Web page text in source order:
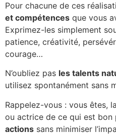
Pour chacune de ces
et compétences que vous
Exprimez-les simplement
patience, créativité,
courage…
N’oubliez pas les talents
utilisez spontanément sans
Rappelez-vous : vous êtes,
ou actrice de ce qui est bon
actions sans minimiser